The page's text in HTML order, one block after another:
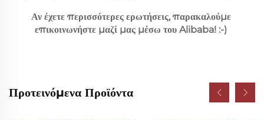
Αν έχετε περισσότερες ερωτήσεις, παρακαλούμε
επικοινωνήστε μαζί μας μέσω του Alibaba! :-)
Προτεινόμενα Προϊόντα